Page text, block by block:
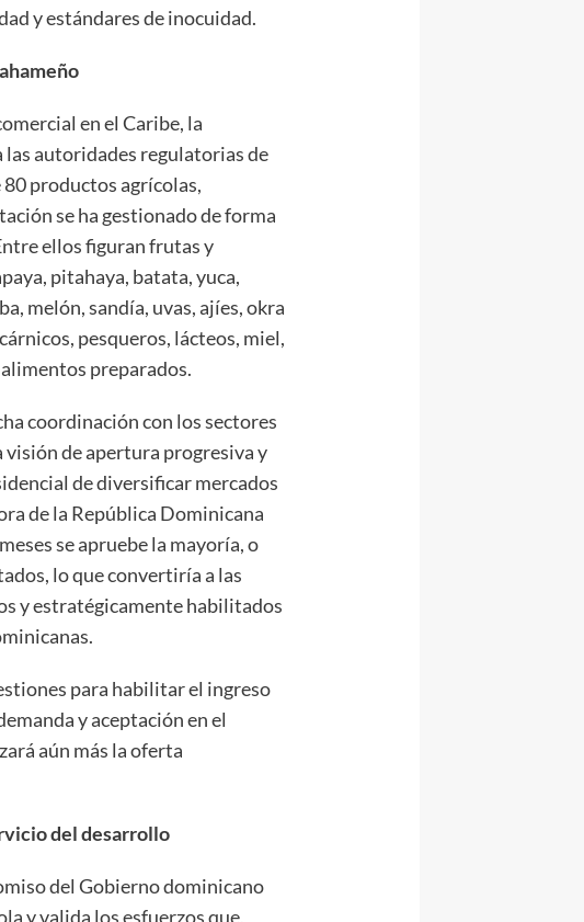
y estándares de inocuidad.
en el Caribe, la
autoridades regulatorias de
80 productos agrícolas,
se ha gestionado de forma
ellos figuran frutas y
pitahaya, batata, yuca,
melón, sandía, uvas, ajíes, okra
pesqueros, lácteos, miel,
preparados.
coordinación con los sectores
de apertura progresiva y
de diversificar mercados
de la República Dominicana
se apruebe la mayoría, o
lo que convertiría a las
y estratégicamente habilitados
para habilitar el ingreso
y aceptación en el
aún más la oferta
del desarrollo
del Gobierno dominicano
y valida los esfuerzos que,